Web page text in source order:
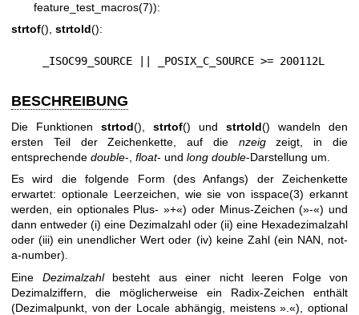
feature_test_macros(7)):
strtof(), strtold():
    _ISOC99_SOURCE || _POSIX_C_SOURCE >= 200112L
BESCHREIBUNG
Die Funktionen strtod(), strtof() und strtold() wandeln den
ersten Teil der Zeichenkette, auf die nzeigzeigt, in die
entsprechende double-, float- und long double-Darstellung um.
Es wird die folgende Form (des Anfangs) der Zeichenkette
erwartet: optionale Leerzeichen, wie sie von isspace(3) erkannt
werden, ein optionales Plus- »+«) oder Minus-Zeichen (»-«) und
dann entweder (i) eine Dezimalzahl oder (ii) eine Hexadezimalzahl
oder (iii) ein unendlicher Wert oder (iv) keine Zahl (ein NAN, not-
a-number).
Eine Dezimalzahlbesteht aus einer nicht leeren Folge von
Dezimalziffern, die möglicherweise ein Radix-Zeichen enthält
(Dezimalpunkt, von der Locale abhängig, meistens ».«), optional